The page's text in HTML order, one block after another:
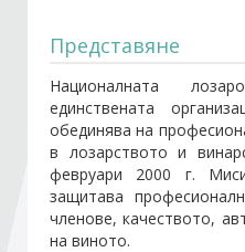
Проекти
Членове
Стани член
Представяне
Националната
единствената
обединява на
в лозарството и
февруари 2000 г.
защитава
членове, качеството,
на виното.